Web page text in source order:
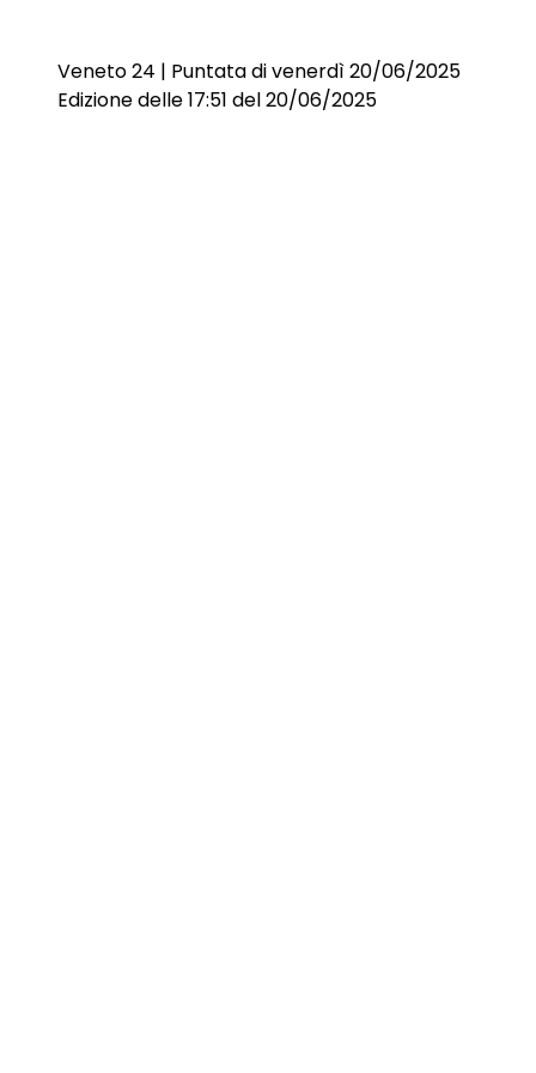
Veneto 24 | Puntata di venerdì 20/06/2025
Edizione delle 17:51 del 20/06/2025